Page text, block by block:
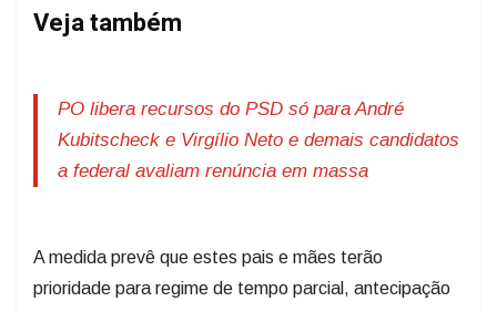
Veja também
PO libera recursos do PSD só para André
Kubitscheck e Virgílio Neto e demais candidatos
a federal avaliam renúncia em massa
A medida prevê que estes pais e mães terão
prioridade para regime de tempo parcial, antecipação